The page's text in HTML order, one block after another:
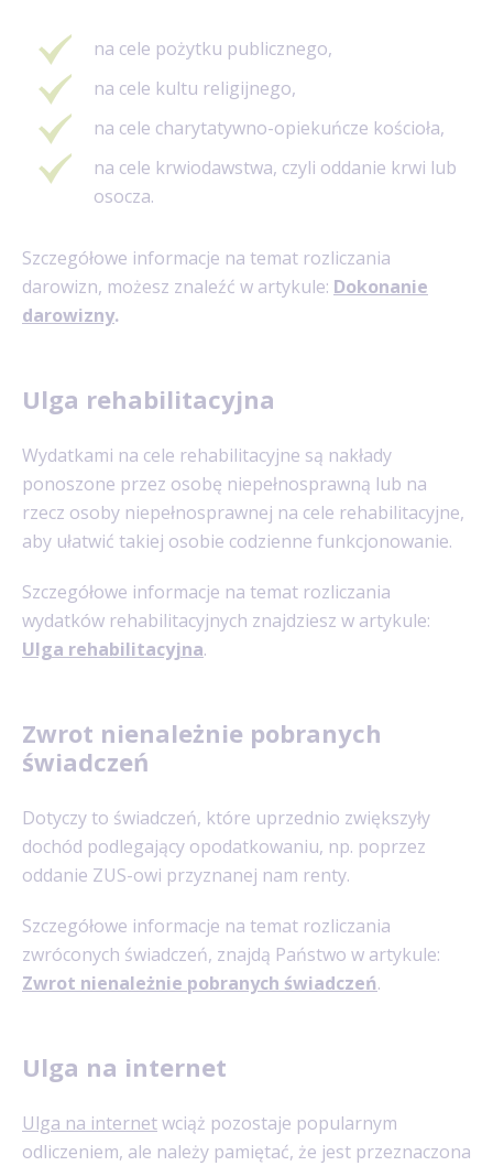
na cele pożytku publicznego,
na cele kultu religijnego,
na cele charytatywno-opiekuńcze kościoła,
na cele krwiodawstwa, czyli oddanie krwi lub
osocza.
Szczegółowe informacje na temat rozliczania
darowizn, możesz znaleźć w artykule: Dokonanie
darowizny.
Ulga rehabilitacyjna
Wydatkami na cele rehabilitacyjne są nakłady
ponoszone przez osobę niepełnosprawną lub na
rzecz osoby niepełnosprawnej na cele rehabilitacyjne,
aby ułatwić takiej osobie codzienne funkcjonowanie.
Szczegółowe informacje na temat rozliczania
wydatków rehabilitacyjnych znajdziesz w artykule:
Ulga rehabilitacyjna.
Zwrot nienależnie pobranych
świadczeń
Dotyczy to świadczeń, które uprzednio zwiększyły
dochód podlegający opodatkowaniu, np. poprzez
oddanie ZUS-owi przyznanej nam renty.
Szczegółowe informacje na temat rozliczania
zwróconych świadczeń, znajdą Państwo w artykule:
Zwrot nienależnie pobranych świadczeń.
Ulga na internet
Ulga na internetwciąż pozostaje popularnym
odliczeniem, ale należy pamiętać, że jest przeznaczona